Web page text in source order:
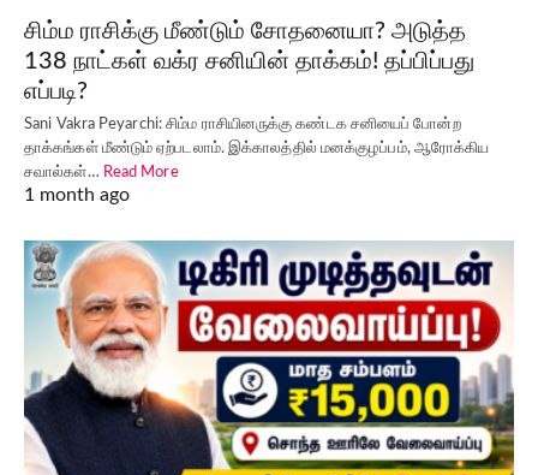
சிம்ம ராசிக்கு மீண்டும் சோதனையா? அடுத்த
138 நாட்கள் வக்ர சனியின் தாக்கம்! தப்பிப்பது
எப்படி?
Sani Vakra Peyarchi: சிம்ம ராசியினருக்கு கண்டக சனியைப் போன்ற
தாக்கங்கள் மீண்டும் ஏற்படலாம். இக்காலத்தில் மனக்குழப்பம், ஆரோக்கிய
சவால்கள்… Read More
1 month ago